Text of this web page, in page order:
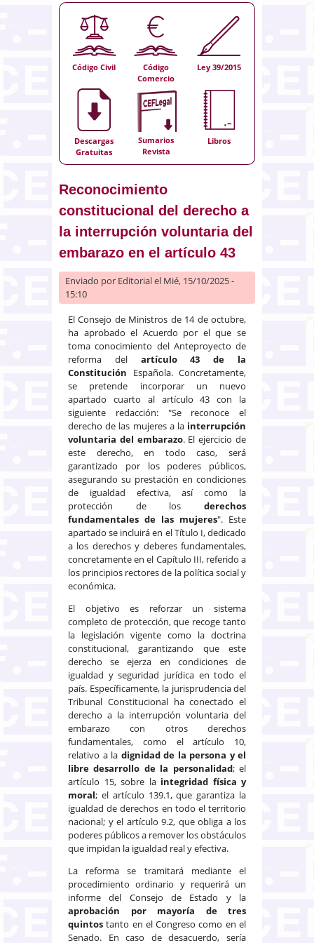
Código Civil
Código
Comercio
Ley 39/2015
Descargas
Gratuitas
Sumarios
Revista
Libros
Reconocimiento
constitucional del derecho a
la interrupción voluntaria del
embarazo en el artículo 43
Enviado por Editorialel Mié, 15/10/2025 -
15:10
El Consejo de Ministros de 14 de octubre,
ha aprobado el Acuerdo por el que se
toma conocimiento del Anteproyecto de
reforma del artículo 43 de la
Constitución Española. Concretamente,
se pretende incorporar un nuevo
apartado cuarto al artículo 43 con la
siguiente redacción: "Se reconoce el
derecho de las mujeres a la interrupción
voluntaria del embarazo. El ejercicio de
este derecho, en todo caso, será
garantizado por los poderes públicos,
asegurando su prestación en condiciones
de igualdad efectiva, así como la
protección de los derechos
fundamentales de las mujeres". Este
apartado se incluirá en el Título I, dedicado
a los derechos y deberes fundamentales,
concretamente en el Capítulo III, referido a
los principios rectores de la política social y
económica.
El objetivo es reforzar un sistema
completo de protección, que recoge tanto
la legislación vigente como la doctrina
constitucional, garantizando que este
derecho se ejerza en condiciones de
igualdad y seguridad jurídica en todo el
país. Específicamente, la jurisprudencia del
Tribunal Constitucional ha conectado el
derecho a la interrupción voluntaria del
embarazo con otros derechos
fundamentales, como el artículo 10,
relativo a la dignidad de la persona y el
libre desarrollo de la personalidad; el
artículo 15, sobre la integridad física y
moral; el artículo 139.1, que garantiza la
igualdad de derechos en todo el territorio
nacional; y el artículo 9.2, que obliga a los
poderes públicos a remover los obstáculos
que impidan la igualdad real y efectiva.
La reforma se tramitará mediante el
procedimiento ordinario y requerirá un
informe del Consejo de Estado y la
aprobación por mayoría de tres
quintos tanto en el Congreso como en el
Senado. En caso de desacuerdo, sería